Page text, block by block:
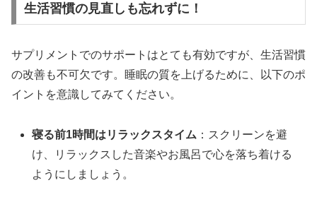
生活習慣の見直しも忘れずに！
サプリメントでのサポートはとても有効ですが、生活習慣
の改善も不可欠です。睡眠の質を上げるために、以下のポ
イントを意識してみてください。
寝る前1時間はリラックスタイム ：スクリーンを避
け、リラックスした音楽やお風呂で心を落ち着ける
ようにしましょう。